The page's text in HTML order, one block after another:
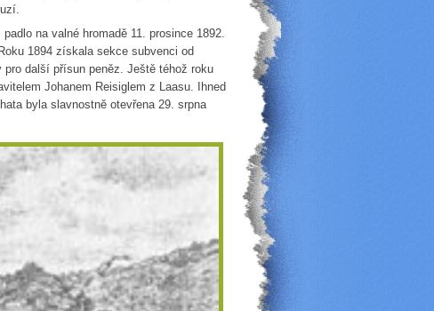
na valné hromadě 11. prosince 1892.
1894 získala sekce subvenci od
další přísun peněz. Ještě téhož roku
Johanem Reisiglem z Laasu. Ihned
byla slavnostně otevřena 29. srpna